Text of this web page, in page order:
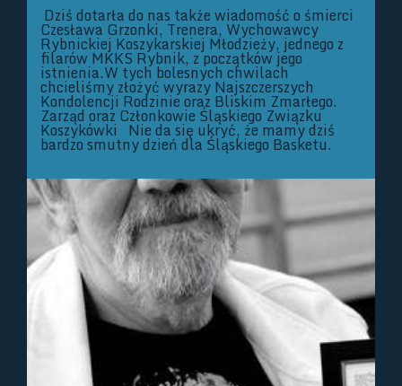
Dziś dotarła do nas także wiadomość o śmierci
Czesława Grzonki, Trenera, Wychowawcy
Rybnickiej Koszykarskiej Młodzieży, jednego z
filarów MKKS Rybnik, z początków jego
istnienia.W tych bolesnych chwilach
chcieliśmy złożyć wyrazy Najszczerszych
Kondolencji Rodzinie oraz Bliskim Zmarłego.
Zarząd oraz Członkowie Śląskiego Związku
Koszykówki Nie da się ukryć, że mamy dziś
bardzo smutny dzień dla Śląskiego Basketu.